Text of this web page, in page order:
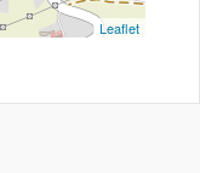
Leaflet